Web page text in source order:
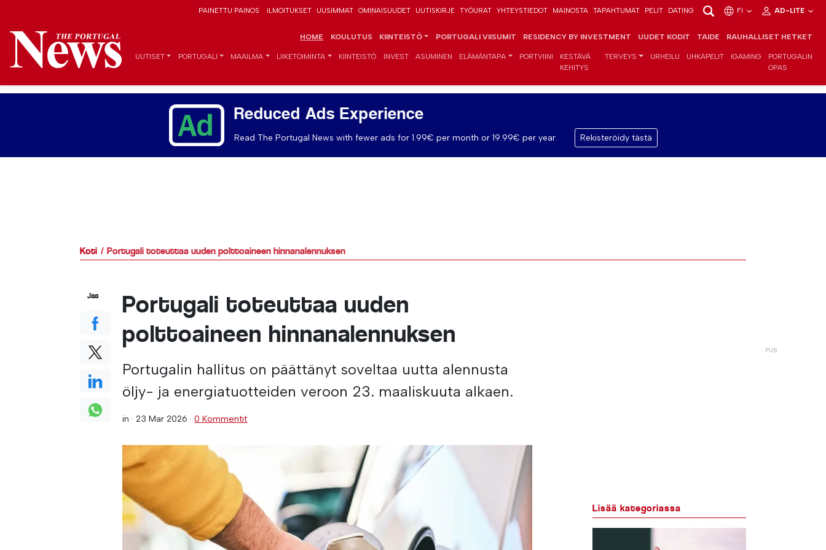
PAINETTU PAINOS ILMOITUKSET UUSIMMAT OMINAISUUDET UUTISKIRJE TYÖURAT YHTEYSTIEDOT MAINOSTA TAPAHTUMAT PELIT DATING FI AD-LITE
HOME KOULUTUS KIINTEISTÖ PORTUGALI VIISUMIT RESIDENCY BY INVESTMENT UUDET KODIT TAIDE RAUHALLISET HETKET
UUTISET PORTUGALI MAAILMA LIIKETOIMINTA KIINTEISTÖ INVEST ASUMINEN ELÄMÄNTAPA PORTVIINI
KESTÄVÄ
KEHITYS
TERVEYS URHEILU UHKAPELIT IGAMING
PORTUGALIN
OPAS
Reduced Ads Experience
Read The Portugal News with fewer ads for 1.99€ per month or 19.99€ per year. Rekisteröidy tästä
Koti Portugali toteuttaa uuden polttoaineen hinnanalennuksen
Portugali toteuttaa uuden
polttoaineen hinnanalennuksen
Portugalin hallitus on päättänyt soveltaa uutta alennusta
öljy- ja energiatuotteiden veroon 23. maaliskuuta alkaen.
in ·23 Mar 2026 ·0 Kommentit
Jaa
Lisää kategoriassa